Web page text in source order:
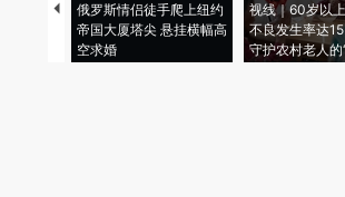
俄罗斯情侣徒手爬上纽约
帝国大厦塔尖 悬挂横幅高
空求婚
视线｜60岁以
不良发生率达
守护农村老人的